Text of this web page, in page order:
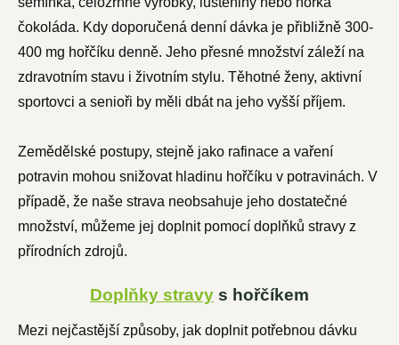
čokoláda. Kdy doporučená denní dávka je přibližně 300-
400 mg hořčíku denně. Jeho přesné množství záleží na
zdravotním stavu i životním stylu. Těhotné ženy, aktivní
sportovci a senioři by měli dbát na jeho vyšší příjem.
Zemědělské postupy, stejně jako rafinace a vaření
potravin mohou snižovat hladinu hořčíku v potravinách. V
případě, že naše strava neobsahuje jeho dostatečné
množství, můžeme jej doplnit pomocí doplňků stravy z
přírodních zdrojů.
Doplňky stravy s hořčíkem
Mezi nejčastější způsoby, jak doplnit potřebnou dávku